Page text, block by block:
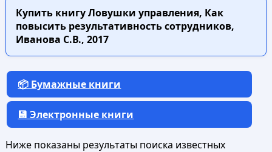
Купить книгуЛовушки управления, Как
повысить результативность сотрудников,
Иванова С.В., 2017
📦 Бумажные книги
💾 Электронные книги
Ниже показаны результаты поиска известных